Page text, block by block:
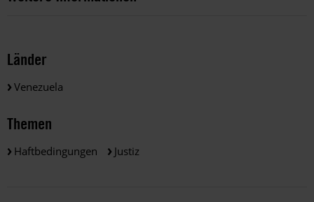
Länder
Venezuela
Themen
Haftbedingungen Justiz